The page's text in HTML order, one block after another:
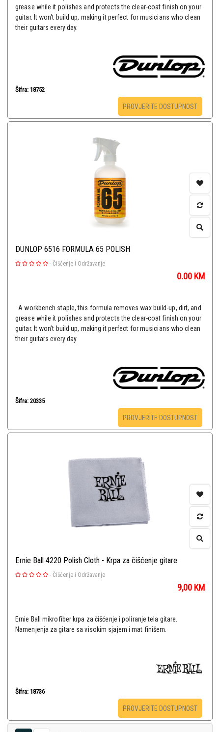
grease while it polishes and protects the clear-coat finish on your
guitar. It won't build up, making it perfect for musicians who clean
their guitars every day.
Šifra: 18752
PROVJERITE DOSTUPNOST
DUNLOP 6516 FORMULA 65 POLISH
- Čišćenje i Održavanje
0.00 KM
A workbench staple, this formula removes wax build-up, dirt, and
grease while it polishes and protects the clear-coat finish on your
guitar. It won’t build up, making it perfect for musicians who clean
their guitars every day.
Šifra: 20335
PROVJERITE DOSTUPNOST
Ernie Ball 4220 Polish Cloth - Krpa za čišćenje gitare
- Čišćenje i Održavanje
9,00 KM
Ernie Ball mikrofiber krpa za čišćenje i poliranje tela gitare.
Namenjenja za gitare sa visokim sjajem i mat finišem.
Šifra: 18736
PROVJERITE DOSTUPNOST